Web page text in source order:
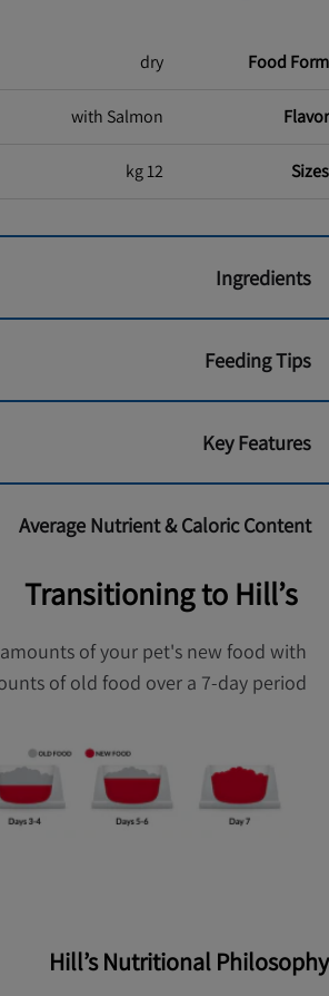
Food Form
dry
Flavor
with Salmon
Sizes
12 kg
Ingredients
Feeding Tips
Key Features
Average Nutrient & Caloric Content
Transitioning to Hill’s
of your pet's new food with
of old food over a 7-day period.
Hill’s Nutritional Philosophy